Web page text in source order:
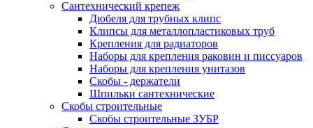
Сантехнический крепеж
Дюбеля для трубных клипс
Клипсы для металлопластиковых труб
Крепления для радиаторов
Наборы для крепления раковин и писсуаров
Наборы для крепления унитазов
Скобы - держатели
Шпильки сантехнические
Скобы строительные
Скобы строительные ЗУБР